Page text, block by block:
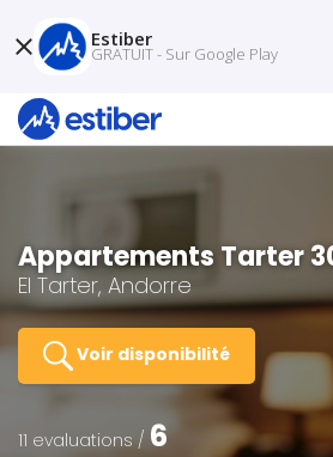
Appartements Tarter
El Tarter, Andorre
Voir disponibilité
11 evaluations / 6
Estiber
GRATUIT - Sur Google Play